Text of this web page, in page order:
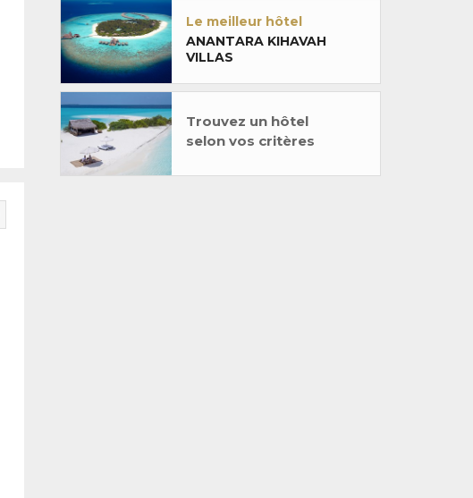
Le meilleur hôtel
ANANTARA KIHAVAH
VILLAS
Trouvez un hôtel
selon vos critères